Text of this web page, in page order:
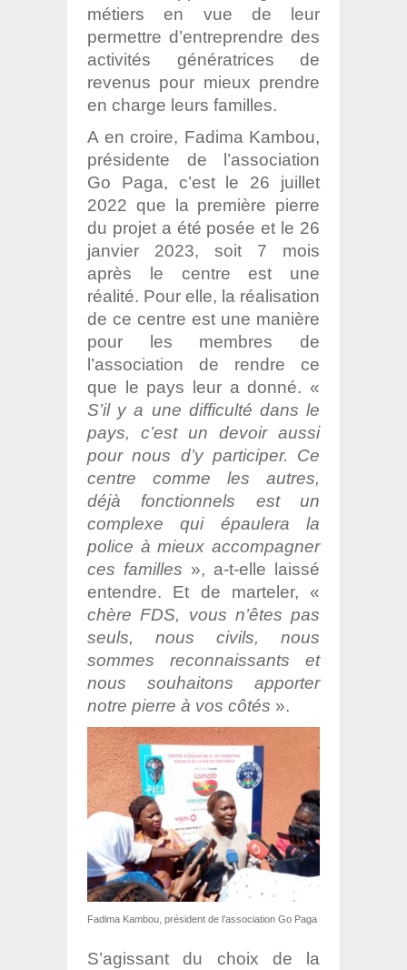
métiers en vue de leur
permettre d’entreprendre des
activités génératrices de
revenus pour mieux prendre
en charge leurs familles.
A en croire, Fadima Kambou,
présidente de l’association
Go Paga, c’est le 26 juillet
2022 que la première pierre
du projet a été posée et le 26
janvier 2023, soit 7 mois
après le centre est une
réalité. Pour elle, la réalisation
de ce centre est une manière
pour les membres de
l’association de rendre ce
que le pays leur a donné. «
S’il y a une difficulté dans le
pays, c’est un devoir aussi
pour nous d’y participer. Ce
centre comme les autres,
déjà fonctionnels est un
complexe qui épaulera la
police à mieux accompagner
ces familles », a-t-elle laissé
entendre. Et de marteler, «
chère FDS, vous n’êtes pas
seuls, nous civils, nous
sommes reconnaissants et
nous souhaitons apporter
notre pierre à vos côtés ».
Fadima Kambou, président de l’association Go Paga
S’agissant du choix de la